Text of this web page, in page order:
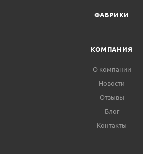
ФАБРИКИ
КОМПАНИЯ
О компании
Новости
Отзывы
Блог
Контакты